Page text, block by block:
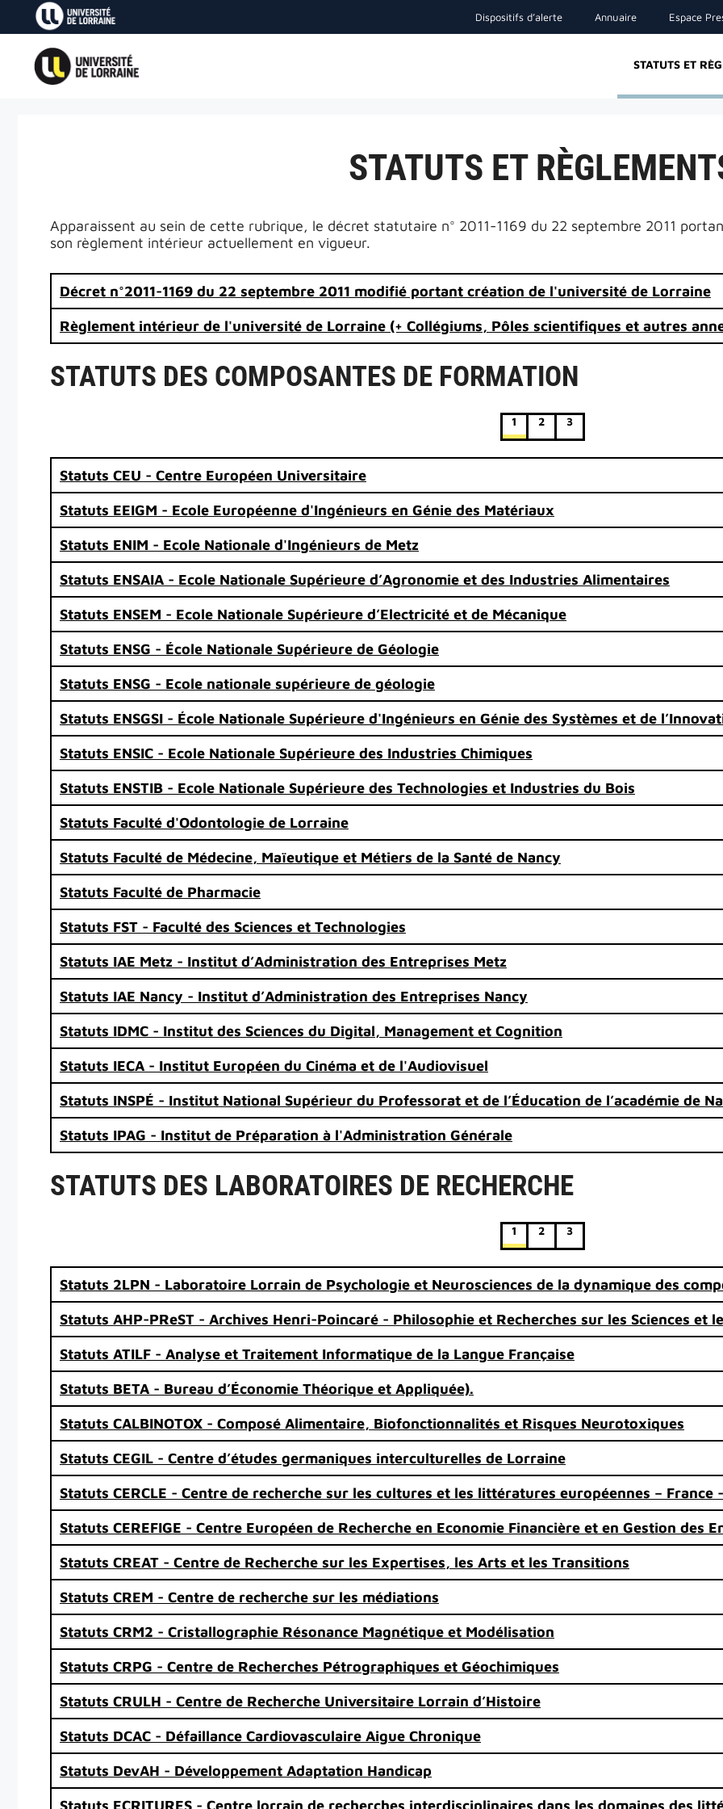
Dispositifs d’alerte Annuaire Espace
STATUTS ET
STATUTS ET
Apparaissent au sein de cette rubrique, le décret statutaire n° 2011-1169 du 22 septembre 2011
son règlement intérieur actuellement en vigueur.
Décret n°2011-1169 du 22 septembre 2011 modifié portant création de l'université de Lorraine
Règlement intérieur de l'université de Lorraine (+ Collégiums, Pôles scientifiques et autres
STATUTS DES COMPOSANTES DE FORMATION
1 2 3
Statuts CEU - Centre Européen Universitaire
Statuts EEIGM - Ecole Européenne d'Ingénieurs en Génie des Matériaux
Statuts ENIM - Ecole Nationale d'Ingénieurs de Metz
Statuts ENSAIA - Ecole Nationale Supérieure d’Agronomie et des Industries Alimentaires
Statuts ENSEM - Ecole Nationale Supérieure d’Electricité et de Mécanique
Statuts ENSG - École Nationale Supérieure de Géologie
Statuts ENSG - Ecole nationale supérieure de géologie
Statuts ENSGSI - École Nationale Supérieure d'Ingénieurs en Génie des Systèmes et de
Statuts ENSIC - Ecole Nationale Supérieure des Industries Chimiques
Statuts ENSTIB - Ecole Nationale Supérieure des Technologies et Industries du Bois
Statuts Faculté d'Odontologie de Lorraine
Statuts Faculté de Médecine, Maïeutique et Métiers de la Santé de Nancy
Statuts Faculté de Pharmacie
Statuts FST - Faculté des Sciences et Technologies
Statuts IAE Metz - Institut d’Administration des Entreprises Metz
Statuts IAE Nancy - Institut d’Administration des Entreprises Nancy
Statuts IDMC - Institut des Sciences du Digital, Management et Cognition
Statuts IECA - Institut Européen du Cinéma et de l'Audiovisuel
Statuts INSPÉ - Institut National Supérieur du Professorat et de l’Éducation de l’académie de
Statuts IPAG - Institut de Préparation à l'Administration Générale
STATUTS DES LABORATOIRES DE RECHERCHE
1 2 3
Statuts 2LPN - Laboratoire Lorrain de Psychologie et Neurosciences de la dynamique des
Statuts AHP-PReST - Archives Henri-Poincaré - Philosophie et Recherches sur les Sciences et
Statuts ATILF - Analyse et Traitement Informatique de la Langue Française
Statuts BETA - Bureau d’Économie Théorique et Appliquée).
Statuts CALBINOTOX - Composé Alimentaire, Biofonctionnalités et Risques Neurotoxiques
Statuts CEGIL - Centre d’études germaniques interculturelles de Lorraine
Statuts CERCLE - Centre de recherche sur les cultures et les littératures européennes –
Statuts CEREFIGE - Centre Européen de Recherche en Economie Financière et en Gestion des
Statuts CREAT - Centre de Recherche sur les Expertises, les Arts et les Transitions
Statuts CREM - Centre de recherche sur les médiations
Statuts CRM2 - Cristallographie Résonance Magnétique et Modélisation
Statuts CRPG - Centre de Recherches Pétrographiques et Géochimiques
Statuts CRULH - Centre de Recherche Universitaire Lorrain d’Histoire
Statuts DCAC - Défaillance Cardiovasculaire Aigue Chronique
Statuts DevAH - Développement Adaptation Handicap
Statuts ECRITURES - Centre lorrain de recherches interdisciplinaires dans les domaines des